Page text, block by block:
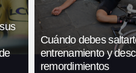
Cuándo debes
entrenamiento y
remordimientos